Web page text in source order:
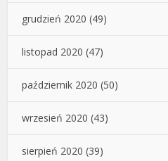
grudzień 2020 (49)
listopad 2020 (47)
październik 2020 (50)
wrzesień 2020 (43)
sierpień 2020 (39)